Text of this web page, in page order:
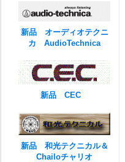
新品 オーディオテクニ
カ AudioTechnica
新品 CEC
新品 和光テクニカル＆
Chailoチャリオ